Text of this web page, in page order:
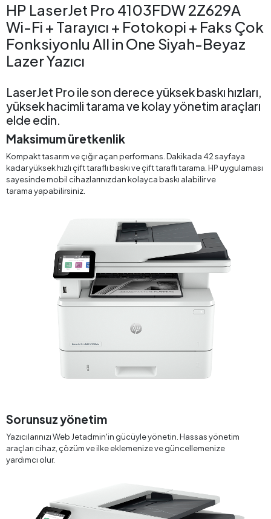
HP LaserJet Pro 4103FDW 2Z629A
Wi-Fi + Tarayıcı + Fotokopi + Faks Çok
Fonksiyonlu All in One Siyah-Beyaz
Lazer Yazıcı
LaserJet Pro ile son derece yüksek baskı hızları,
yüksek hacimli tarama ve kolay yönetim araçları
elde edin.
Maksimum üretkenlik
Kompakt tasarım ve çığır açan performans. Dakikada 42 sayfaya
kadar yüksek hızlı çift taraflı baskı ve çift taraflı tarama. HP uygulaması
sayesinde mobil cihazlarınızdan kolayca baskı alabilir ve
tarama yapabilirsiniz.
Sorunsuz yönetim
Yazıcılarınızı Web Jetadmin'in gücüyle yönetin. Hassas yönetim
araçları cihaz, çözüm ve ilke eklemenize ve güncellemenize
yardımcı olur.